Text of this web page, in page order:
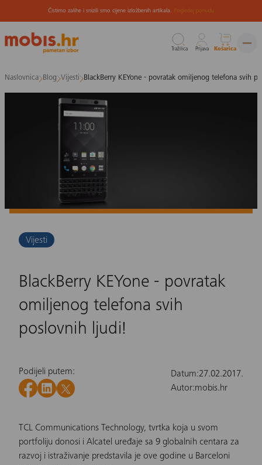
na
sadržaj
Čistimo zalihe i snizili smo cijene izložbenih artikala. Pogledaj ponudu
Tražilica Prijava Košarica
Naslovnica Blog Vijesti BlackBerry KEYone - povratak omiljenog telefona svih
Vijesti
BlackBerry KEYone - povratak
omiljenog telefona svih
poslovnih ljudi!
Podijeli putem: Datum:27.02.2017.
Autor:mobis.hr
TCL Communications Technology, tvrtka koja u svom
portfoliju donosi i Alcatel uređaje sa 9 globalnih centara za
razvoj i istraživanje predstavila je ove godine u Barceloni